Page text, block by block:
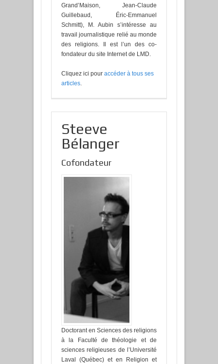
Grand’Maison, Jean-Claude
Guillebaud, Éric-Emmanuel
Schmitt), M. Aubin s’intéresse au
travail journalistique relié au monde
des religions. Il est l’un des co-
fondateur du site Internet de LMD.
Cliquez ici pour accéder à tous ses
articles.
Steeve
Bélanger
Cofondateur
Doctorant en Sciences des religions
à la Faculté de théologie et de
sciences religieuses de l’Université
Laval (Québec) et en Religion et